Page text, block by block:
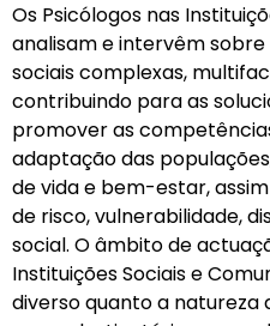
Os Psicólogos nas
analisam e intervêm
sociais complexas,
contribuindo para as
promover as
adaptação das
de vida e bem-estar,
de risco, vulnerabilidade,
social. O âmbito de
Instituições Sociais e
diverso quanto a natureza